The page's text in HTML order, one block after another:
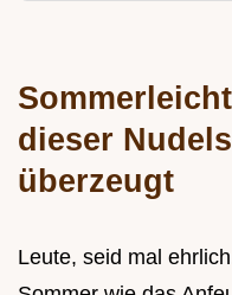
dieser
überzeugt
Leute, seid mal